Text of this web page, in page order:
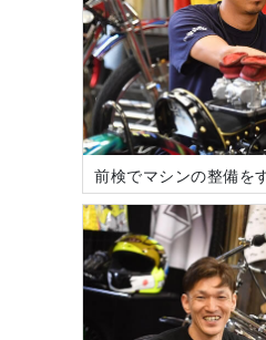
前検でマシンの整備を